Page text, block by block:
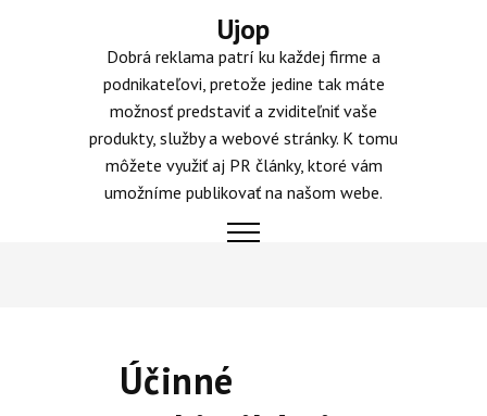
Ujop
Dobrá reklama patrí ku každej firme a
podnikateľovi, pretože jedine tak máte
možnosť predstaviť a zviditeľniť vaše
produkty, služby a webové stránky. K tomu
môžete využiť aj PR články, ktoré vám
umožníme publikovať na našom webe.
Účinné